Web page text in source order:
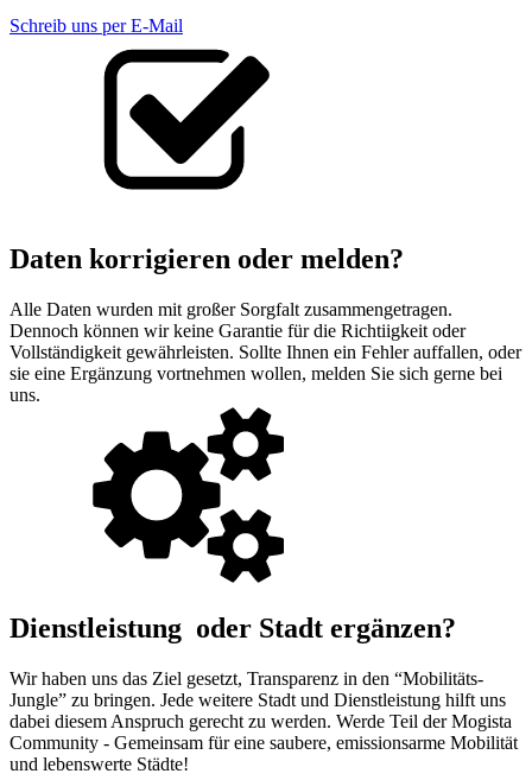
Schreib uns per E-Mail
Daten korrigieren oder melden?
Alle Daten wurden mit großer Sorgfalt zusammengetragen.
Dennoch können wir keine Garantie für die Richtiigkeit oder
Vollständigkeit gewährleisten. Sollte Ihnen ein Fehler auffallen, oder
sie eine Ergänzung vortnehmen wollen, melden Sie sich gerne bei
uns.
Dienstleistung oder Stadt ergänzen?
Wir haben uns das Ziel gesetzt, Transparenz in den “Mobilitäts-
Jungle” zu bringen. Jede weitere Stadt und Dienstleistung hilft uns
dabei diesem Anspruch gerecht zu werden. Werde Teil der Mogista
Community - Gemeinsam für eine saubere, emissionsarme Mobilität
und lebenswerte Städte!